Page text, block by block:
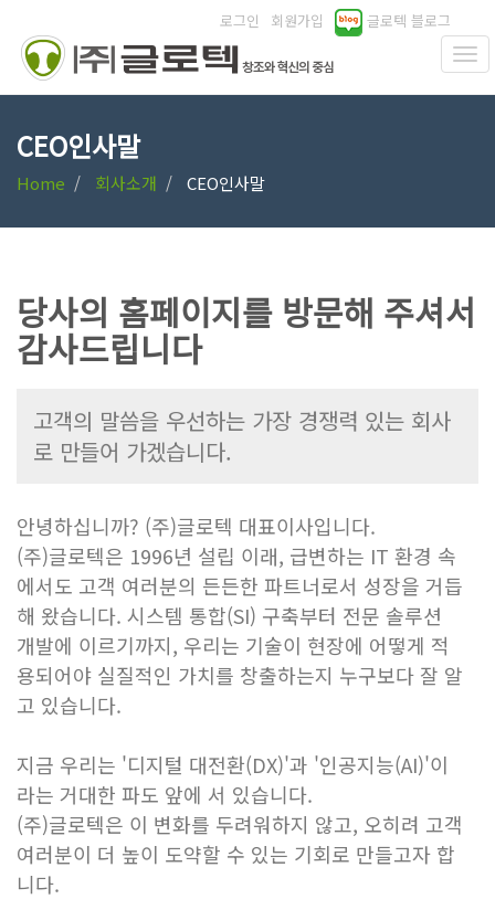
로그인 회원가입 글로텍 블로그
CEO인사말
Home 회사소개 CEO인사말
당사의 홈페이지를 방문해 주셔서
감사드립니다
고객의 말씀을 우선하는 가장 경쟁력 있는 회사
로 만들어 가겠습니다.
안녕하십니까? (주)글로텍 대표이사입니다.
(주)글로텍은 1996년 설립 이래, 급변하는 IT 환경 속
에서도 고객 여러분의 든든한 파트너로서 성장을 거듭
해 왔습니다. 시스템 통합(SI) 구축부터 전문 솔루션
개발에 이르기까지, 우리는 기술이 현장에 어떻게 적
용되어야 실질적인 가치를 창출하는지 누구보다 잘 알
고 있습니다.
지금 우리는 '디지털 대전환(DX)'과 '인공지능(AI)'이
라는 거대한 파도 앞에 서 있습니다.
(주)글로텍은 이 변화를 두려워하지 않고, 오히려 고객
여러분이 더 높이 도약할 수 있는 기회로 만들고자 합
니다.